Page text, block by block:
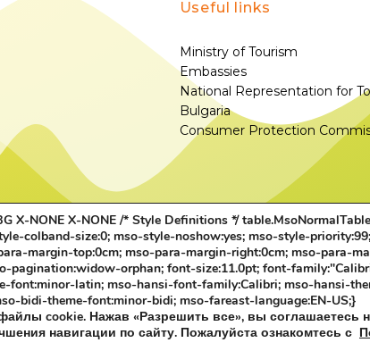
Useful links
Ministry of Tourism
Embassies
National Representation for
Bulgaria
Consumer Protection
X-NONE X-NONE /* Style Definitions */
colband-size:0; mso-style-noshow:yes; mso-style-
margin-top:0cm; mso-para-margin-right:0cm; mso-para-
pagination:widow-orphan; font-size:11.0pt; font-
font:minor-latin; mso-hansi-font-family:Calibri; mso-hansi-
bidi-theme-font:minor-bidi; mso-fareast-language:EN-US;}
cookie. Нажав «Разрешить все», вы соглашаетесь
навигации по сайту. Пожалуйста ознакомтесь с